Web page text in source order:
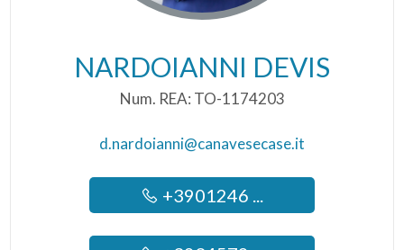
NARDOIANNI DEVIS
Num. REA: TO-1174203
d.nardoianni@canavesecase.it
+3901246 ...